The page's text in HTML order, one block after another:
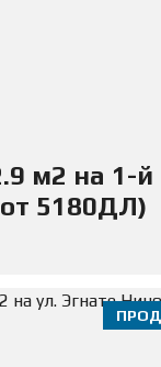
м2 на 1-й
5180ДЛ)